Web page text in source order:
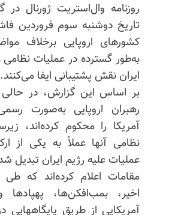
روزنامه وال‌استریت ژورنال در
تاریخ دوشنبه سوم فروردین
کشورهای اروپایی برخلاف
به‌طور گسترده در عملیات نظامی
ایران نقش پشتیبانی ایفا می‌کنند.
بر اساس این گزارش، در
رهبران اروپایی به‌صورت
آمریکا را محکوم کرده‌اند،
نظامی آنها عملاً به یکی از
عملیات علیه رژیم ایران تبدیل
مقامات اعلام کرده‌اند که
اخیر، بمب‌افکن‌ها، پهپادها
آمریکایی از طریق پایگاههایی در